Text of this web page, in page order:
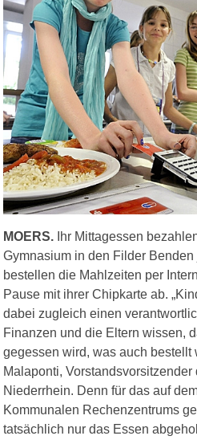
MOERS. Ihr Mittagessen
Gymnasium in den Filder
bestellen die Mahlzeiten per
Pause mit ihrer Chipkarte ab.
dabei zugleich einen
Finanzen und die Eltern wissen,
gegessen wird, was auch bestellt
Malaponti,
Niederrhein. Denn für das auf
Kommunalen Rechenzentrums
tatsächlich nur das Essen